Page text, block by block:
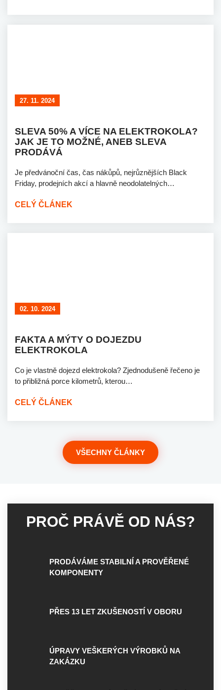
27. 11. 2024
SLEVA 50% A VÍCE NA ELEKTROKOLA?
JAK JE TO MOŽNÉ, ANEB SLEVA
PRODÁVÁ
Je předvánoční čas, čas nákůpů, nejrůznějších Black
Friday, prodejních akcí a hlavně neodolatelných…
CELÝ ČLÁNEK
02. 10. 2024
FAKTA A MÝTY O DOJEZDU
ELEKTROKOLA
Co je vlastně dojezd elektrokola? Zjednodušeně řečeno je
to přibližná porce kilometrů, kterou…
CELÝ ČLÁNEK
VŠECHNY ČLÁNKY
PROČ PRÁVĚ OD NÁS?
PRODÁVÁME STABILNÍ A PROVĚŘENÉ
KOMPONENTY
PŘES 13 LET ZKUŠENOSTÍ V OBORU
ÚPRAVY VEŠKERÝCH VÝROBKŮ NA
ZAKÁZKU